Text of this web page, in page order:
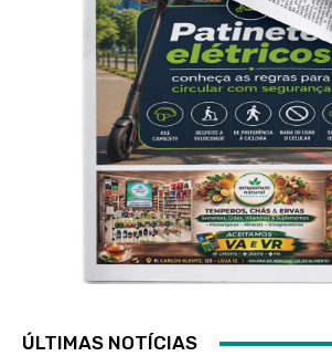
ÚLTIMAS NOTÍCIAS